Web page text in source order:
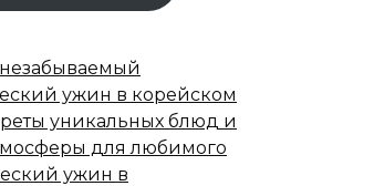
ужин в корейском
уникальных блюд и
для любимого
ужин в